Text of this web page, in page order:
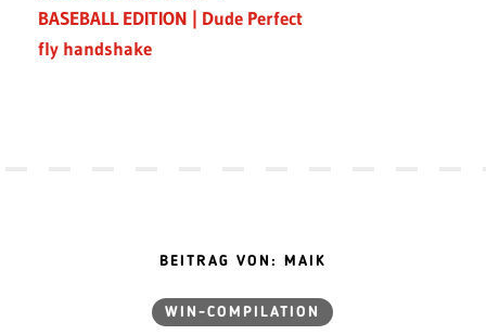
BASEBALL EDITION | Dude Perfect
fly handshake
BEITRAG VON: MAIK
WIN-COMPILATION